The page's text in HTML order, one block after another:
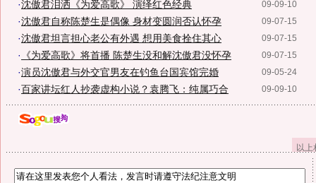
09-09-10
·沈傲君泪洒《为爱高歌》 演绎红色经典
09-07-15
·沈傲君自称陈楚生是偶像 身材变圆润否认怀孕
09-07-15
·沈傲君坦言担心老公有外遇 想用美食拴住其心
09-07-15
· 《为爱高歌》将首播 陈楚生没和解沈傲君没怀孕
09-05-24
·演员沈傲君与外交官男友在钓鱼台国宾馆完婚
09-09-10
·百家讲坛红人抄袭虚构小说？袁腾飞：纯属巧合
以